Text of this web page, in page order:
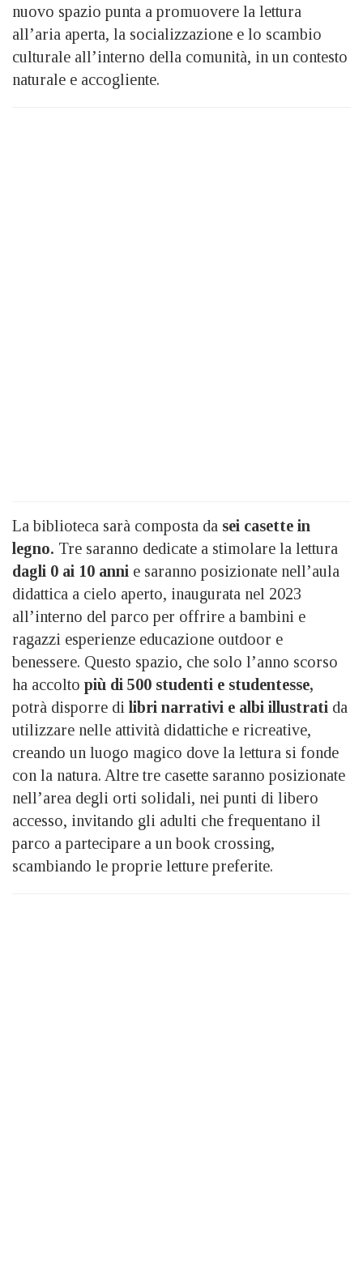
nuovo spazio punta a promuovere la lettura
all’aria aperta, la socializzazione e lo scambio
culturale all’interno della comunità, in un contesto
naturale e accogliente.
La biblioteca sarà composta da sei casette in
legno. Tre saranno dedicate a stimolare la lettura
dagli 0 ai 10 anni e saranno posizionate nell’aula
didattica a cielo aperto, inaugurata nel 2023
all’interno del parco per offrire a bambini e
ragazzi esperienze educazione outdoor e
benessere. Questo spazio, che solo l’anno scorso
ha accolto più di 500 studenti e studentesse,
potrà disporre di libri narrativi e albi illustrati da
utilizzare nelle attività didattiche e ricreative,
creando un luogo magico dove la lettura si fonde
con la natura. Altre tre casette saranno posizionate
nell’area degli orti solidali, nei punti di libero
accesso, invitando gli adulti che frequentano il
parco a partecipare a un book crossing,
scambiando le proprie letture preferite.